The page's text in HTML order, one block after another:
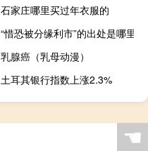
石家庄哪里买过年衣服的
“惜恐被分缘利市”的出处是哪里
乳腺癌（乳母动漫）
土耳其银行指数上涨2.3%
☚